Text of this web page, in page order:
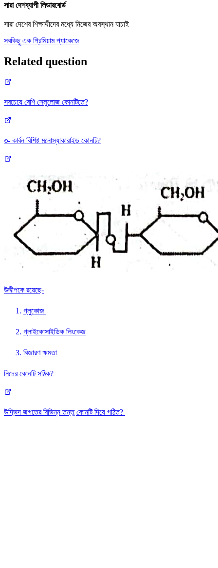
সারা দেশব্যাপী লিডারবোর্ড
সারা দেশের শিক্ষার্থীদের মধ্যে নিজের অবস্থান যাচাই
সবকিছু এক প্রিমিয়াম প্যাকেজে
Related question
সবচেয়ে বেশি সেলুলোজ কোনটিতে?
৩- কার্বন বিশিষ্ট মনোস্যাকারাইড কোনটি?
উদ্দীপকে রয়েছে-
গ্লুকোজ
গ্লাইকোসাইডিক লিংকেজ
বিজারণ ক্ষমতা
নিচের কোনটি সঠিক?
উদ্ভিদ জগতের বিভিন্ন তন্তু কোনটি দিয়ে গঠিত?